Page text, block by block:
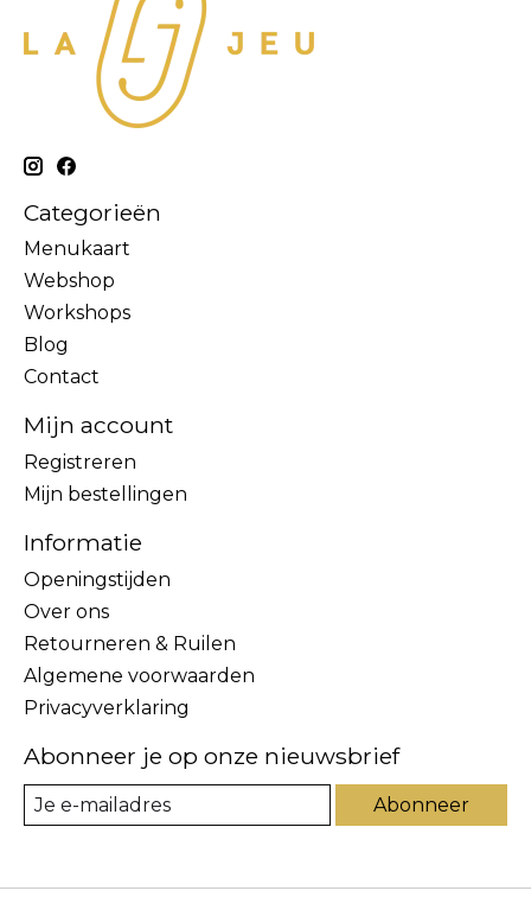
Categorieën
Menukaart
Webshop
Workshops
Blog
Contact
Mijn account
Registreren
Mijn bestellingen
Informatie
Openingstijden
Over ons
Retourneren & Ruilen
Algemene voorwaarden
Privacyverklaring
Abonneer je op onze nieuwsbrief
Abonneer